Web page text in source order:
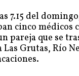
7.15 del
cinco médicos
pareja que se
Grutas, Río